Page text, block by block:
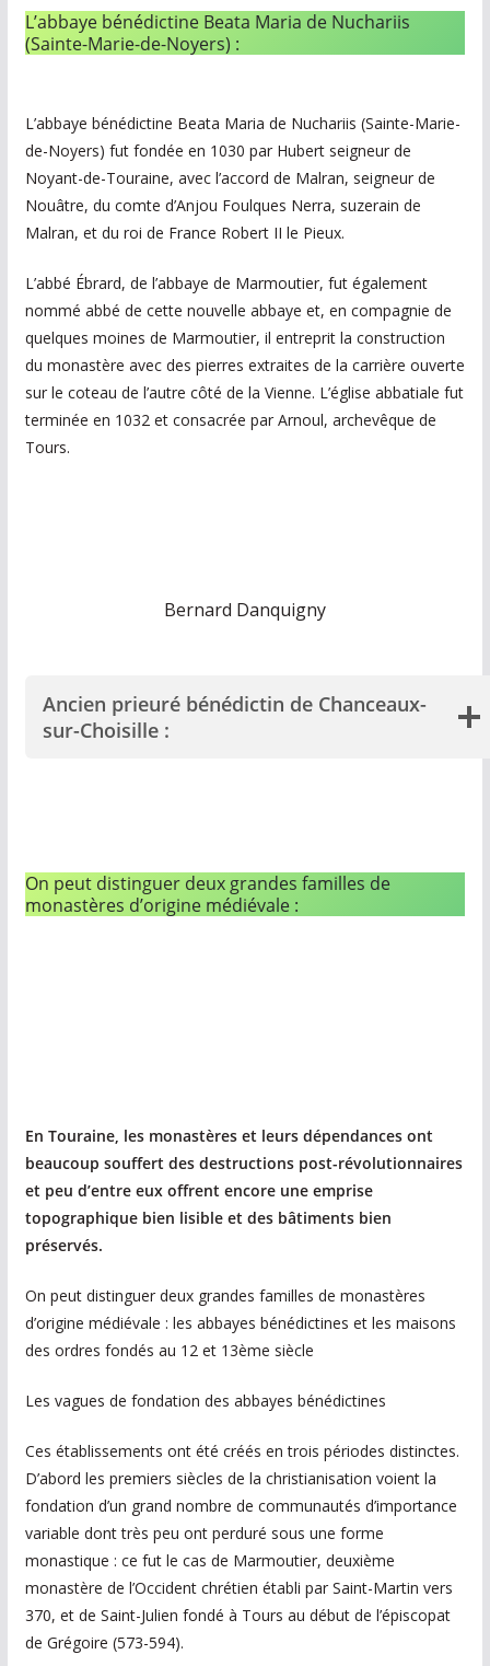
L’abbaye bénédictine Beata Maria de Nuchariis
(Sainte-Marie-de-Noyers) :
L’abbaye bénédictine Beata Maria de Nuchariis (Sainte-Marie-
de-Noyers) fut fondée en 1030 par Hubert seigneur de
Noyant-de-Touraine, avec l’accord de Malran, seigneur de
Nouâtre, du comte d’Anjou Foulques Nerra, suzerain de
Malran, et du roi de France Robert II le Pieux.
L’abbé Ébrard, de l’abbaye de Marmoutier, fut également
nommé abbé de cette nouvelle abbaye et, en compagnie de
quelques moines de Marmoutier, il entreprit la construction
du monastère avec des pierres extraites de la carrière ouverte
sur le coteau de l’autre côté de la Vienne. L’église abbatiale fut
terminée en 1032 et consacrée par Arnoul, archevêque de
Tours.
Bernard Danquigny
Ancien prieuré bénédictin de Chanceaux-
sur-Choisille :
On peut distinguer deux grandes familles de
monastères d’origine médiévale :
En Touraine, les monastères et leurs dépendances ont
beaucoup souffert des destructions post-révolutionnaires
et peu d’entre eux offrent encore une emprise
topographique bien lisible et des bâtiments bien
préservés.
On peut distinguer deux grandes familles de monastères
d’origine médiévale : les abbayes bénédictines et les maisons
des ordres fondés au 12 et 13ème siècle
Les vagues de fondation des abbayes bénédictines
Ces établissements ont été créés en trois périodes distinctes.
D’abord les premiers siècles de la christianisation voient la
fondation d’un grand nombre de communautés d’importance
variable dont très peu ont perduré sous une forme
monastique : ce fut le cas de Marmoutier, deuxième
monastère de l’Occident chrétien établi par Saint-Martin vers
370, et de Saint-Julien fondé à Tours au début de l’épiscopat
de Grégoire (573-594).